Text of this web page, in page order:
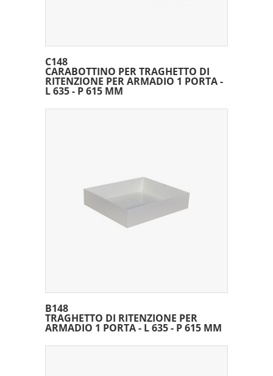
C148
CARABOTTINO PER TRAGHETTO DI
RITENZIONE PER ARMADIO 1 PORTA -
L 635 - P 615 MM
B148
TRAGHETTO DI RITENZIONE PER
ARMADIO 1 PORTA - L 635 - P 615 MM